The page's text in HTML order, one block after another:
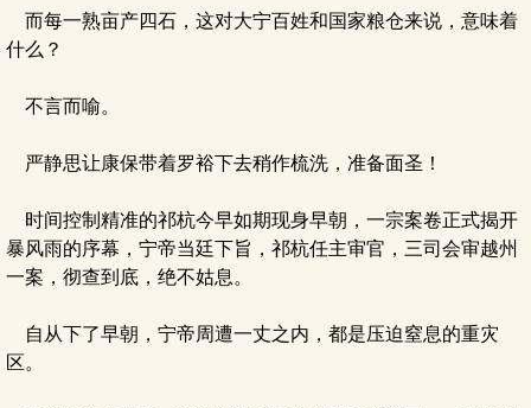
而每一熟亩产四石，这对大宁百姓和国家粮仓来说，意味着
什么？
不言而喻。
严静思让康保带着罗裕下去稍作梳洗，准备面圣！
时间控制精准的祁杭今早如期现身早朝，一宗案卷正式揭开
暴风雨的序幕，宁帝当廷下旨，祁杭任主审官，三司会审越州
一案，彻查到底，绝不姑息。
自从下了早朝，宁帝周遭一丈之内，都是压迫窒息的重灾
区。